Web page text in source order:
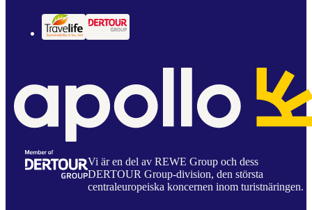
Vi är en del av REWE Group och dess
DERTOUR Group-division, den största
centraleuropeiska koncernen inom turistnäringen.